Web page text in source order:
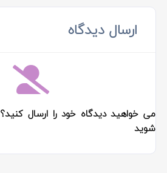
ارسال دیدگاه
می خواهید دیدگاه خود را ارسال
شوید